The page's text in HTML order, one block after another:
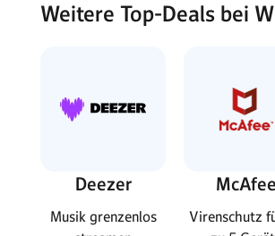
Weitere Top-Deals bei
Deezer
Musik grenzenlos
McAfee
Virenschutz